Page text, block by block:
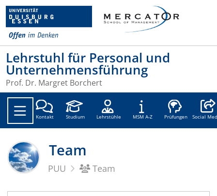
Lehrstuhl für Personal und
Unternehmensführung
Prof. Dr. Margret Borchert
Kontakt Studium Lehrstühle MSM A-Z Prüfungen Social
Team
PUU Team